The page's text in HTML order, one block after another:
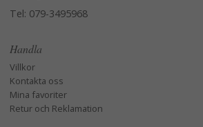
Tel: 079-3495968
Handla
Villkor
Kontakta oss
Mina favoriter
Retur och Reklamation